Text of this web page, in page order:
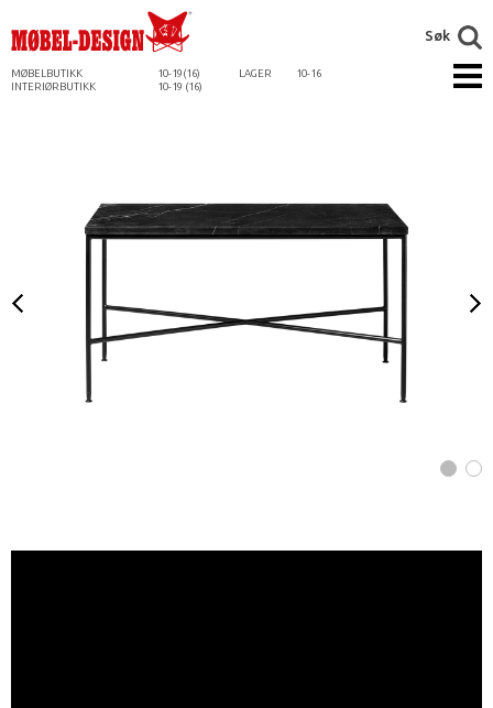
MØBELBUTIKK 10-19(16) LAGER
10-16
INTERIØRBUTIKK
10-19 (16)
Søk